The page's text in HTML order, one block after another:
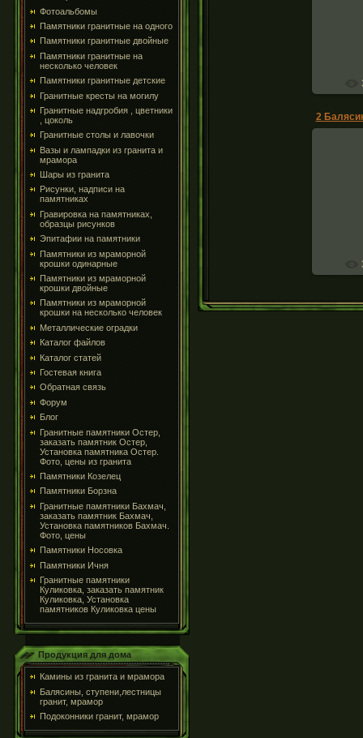
Фотоальбомы
Памятники гранитные на одного
Памятники гранитные двойные
Памятники гранитные на
несколько человек
Памятники гранитные детские
Гранитные кресты на могилу
Гранитные надгробия , цветники
, цоколь
Гранитные столы и лавочки
Вазы и лампадки из гранита и
мрамора
Шары из гранита
Рисунки, надписи на
памятниках
Гравировка на памятниках,
образцы рисунков
Эпитафии на памятники
Памятники из мраморной
крошки одинарные
Памятники из мраморной
крошки двойные
Памятники из мраморной
крошки на несколько человек
Металлические оградки
Каталог файлов
Каталог статей
Гостевая книга
Обратная связь
Форум
Блог
Гранитные памятники Остер,
заказать памятник Остер,
Установка памятника Остер.
Фото, цены из гранита
Памятники Козелец
Памятники Борзна
Гранитные памятники Бахмач,
заказать памятник Бахмач,
Установка памятников Бахмач.
Фото, цены
Памятники Носовка
Памятники Ичня
Гранитные памятники
Куликовка, заказать памятник
Куликовка, Установка
памятников Куликовка цены
Продукция для дома
Камины из гранита и мрамора
Балясины, ступени,лестницы
гранит, мрамор
Подоконники гранит, мрамор